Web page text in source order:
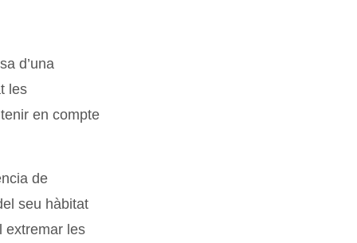
d’una
les
en compte
de
seu hàbitat
extremar les